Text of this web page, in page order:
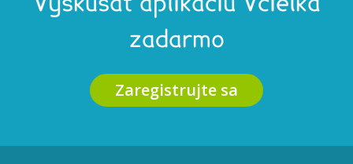
zadarmo
Zaregistrujte sa